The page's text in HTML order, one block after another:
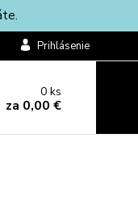
Prihlásenie
0ks
za 0,00 €